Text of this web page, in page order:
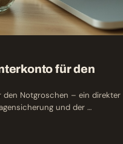
für den
den Notgroschen – ein direkter
und der …